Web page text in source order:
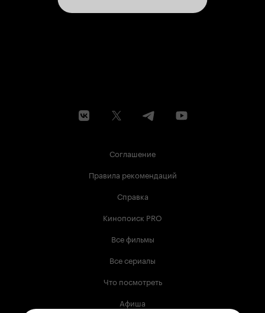
Соглашение
Правила рекомендаций
Справка
Кинопоиск PRO
Все фильмы
Все сериалы
Что посмотреть
Афиша